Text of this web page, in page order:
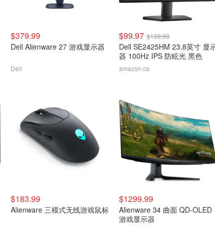
$379.99
Dell Alienware 27 游戏显示器
Dell
$99.97 $139.99
Dell SE2425HM 23.8英寸 显
器 100Hz IPS 防眩光 黑色
amazon.ca
$183.99
Alienware 三模式无线游戏鼠标
$1299.99
Alienware 34 曲面 QD-OLED
游戏显示器